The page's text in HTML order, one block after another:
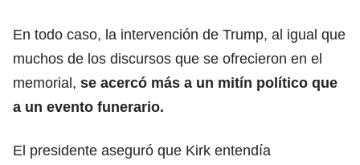
En todo caso, la intervención de Trump, al igual que
muchos de los discursos que se ofrecieron en el
memorial, se acercó más a un mitín político que
a un evento funerario.
El presidente aseguró que Kirk entendía